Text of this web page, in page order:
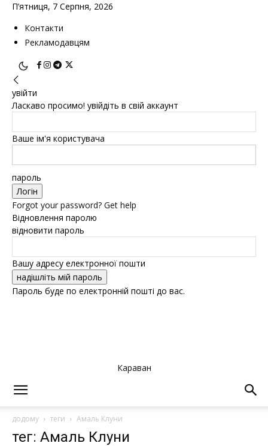
П’ятниця, 7 Серпня, 2026
Контакти
Рекламодавцям
увійти
Ласкаво просимо! увійдіть в свій аккаунт
Ваше ім'я користувача
пароль
Forgot your password? Get help
Відновлення паролю
відновити пароль
Вашу адресу електронної пошти
Пароль буде по електронній пошті до вас.
Караван
додому теги Амаль Клуни
тег: Амаль Клуни